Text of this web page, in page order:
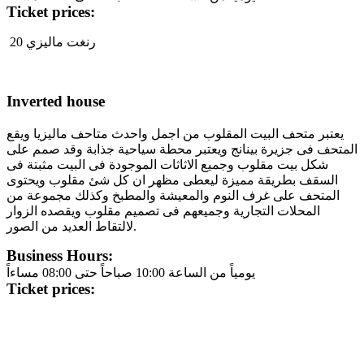
Ticket prices:
Inverted house
يعتبر متحف البيت المقلوب من اجمل واحدث متاحف ماليزيا ويقع
المتحف فى جزيرة بينانج ويعتبر محطة سياحية جذابة وقد صمم على
شكل بيت مقلوب وجميع الاثاثات الموجودة فى البيت مثبتة فى
السقف بطريقة مميزة ليعطى مظهر ان كل شئ مقلوب ويحتوى
المتحف على غرف النوم والمعيشة والمطبخ وكذلك مجموعة من
المحلات التجارية وجميعهم فى تصميم مقلوب ويقصده الزوار
لالتقاط العديد من الصور.
Business Hours:
يومياً من الساعة 10:00 صباحاً حتى 08:00 مساءاً
Ticket prices: